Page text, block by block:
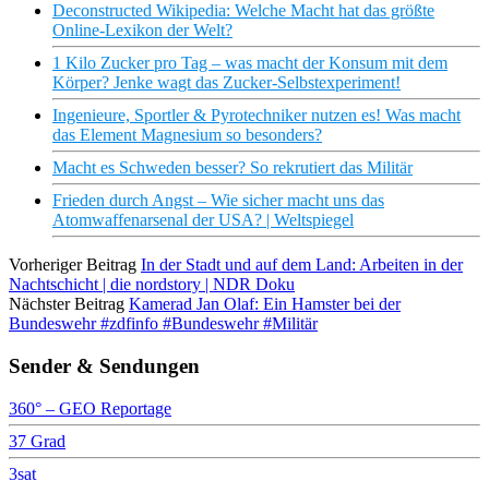
Deconstructed Wikipedia: Welche Macht hat das größte
Online-Lexikon der Welt?
1 Kilo Zucker pro Tag – was macht der Konsum mit dem
Körper? Jenke wagt das Zucker-Selbstexperiment!
Ingenieure, Sportler & Pyrotechniker nutzen es! Was macht
das Element Magnesium so besonders?
Macht es Schweden besser? So rekrutiert das Militär
Frieden durch Angst – Wie sicher macht uns das
Atomwaffenarsenal der USA? | Weltspiegel
Vorheriger Beitrag In der Stadt und auf dem Land: Arbeiten in der
Nachtschicht | die nordstory | NDR Doku
Nächster Beitrag Kamerad Jan Olaf: Ein Hamster bei der
Bundeswehr #zdfinfo #Bundeswehr #Militär
Sender & Sendungen
360° – GEO Reportage
37 Grad
3sat